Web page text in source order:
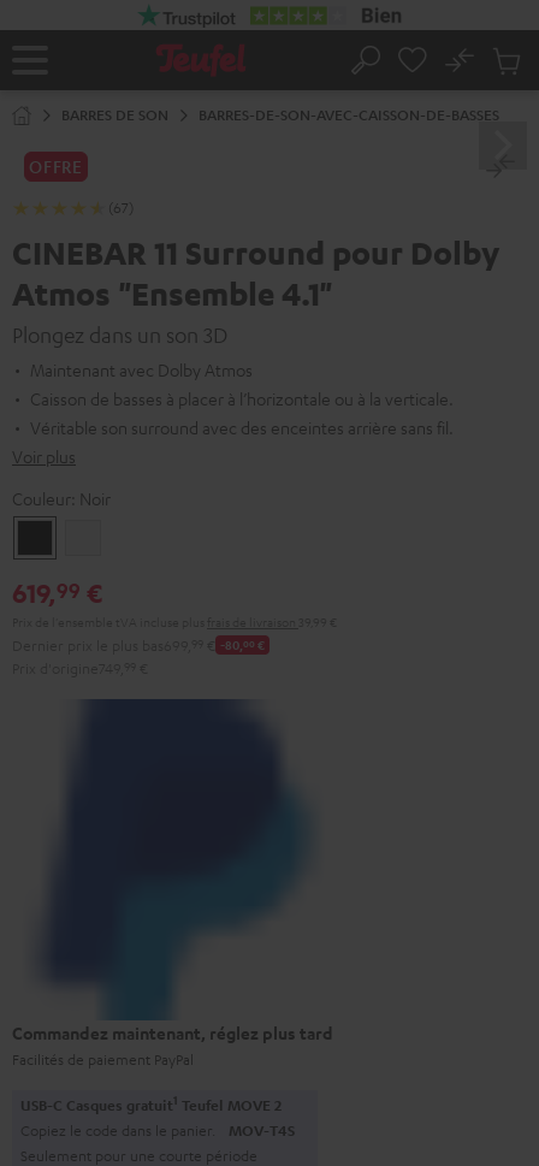
Page
Rechercher
No
du
BARRES DE SON BARRES-DE-SON-AVEC-CAISSON-DE-BASSES
OFFRE
(67)
CINEBAR 11 Surround pour Dolby
Atmos "Ensemble 4.1"
Plongez dans un son 3D
Maintenant avec Dolby Atmos
Caisson de basses à placer à l’horizontale ou à la verticale.
Véritable son surround avec des enceintes arrière sans fil.
Voir plus
Couleur: Noir
619,99 €
-80,00 €
Commandez maintenant, réglez plus tard
Facilités de paiement PayPal
USB-C Casques gratuit1 Teufel MOVE 2
Copiez le code dans le panier. MOV-T4S
Seulement pour une courte période